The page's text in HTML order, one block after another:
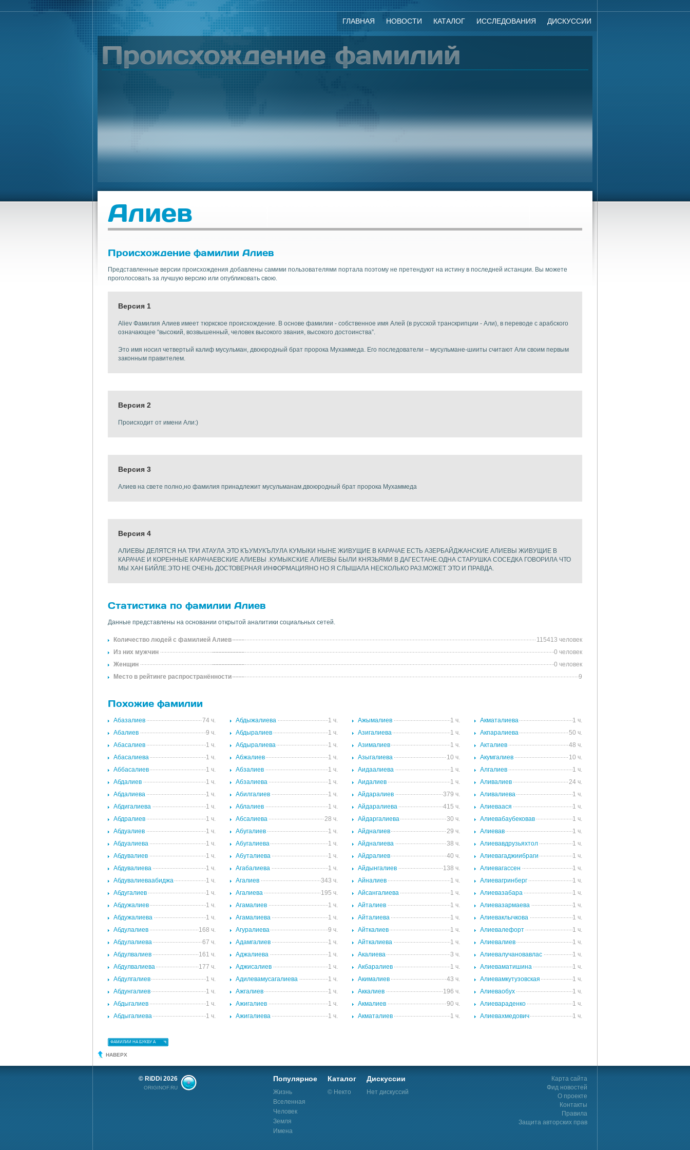
ГЛАВНАЯ НОВОСТИ КАТАЛОГ ИССЛЕДОВАНИЯ ДИСКУССИИ
Алиев
Происхождение фамилии Алиев
Представленные версии происхождения добавлены самими пользователями портала поэтому не претендуют на истину в последней истанции. Вы можете
проголосовать за лучшую версию или опубликовать свою.
Версия 1
Aliev Фамилия Алиев имеет тюркское происхождение. В основе фамилии - собственное имя Алей (в русской транскрипции - Али), в переводе с арабского
означающее “высокий, возвышенный, человек высокого звания, высокого достоинства”.
Это имя носил четвертый калиф мусульман, двоюродный брат пророка Мухаммеда. Его последователи – мусульмане-шииты считают Али своим первым
законным правителем.
Версия 2
Происходит от имени Али:)
Версия 3
Алиев на свете полно,но фамилия принадлежит мусульманам.двоюродный брат пророка Мухаммеда
Версия 4
АЛИЕВЫ ДЕЛЯТСЯ НА ТРИ АТАУЛА ЭТО КЪУМУКЪЛУЛА КУМЫКИ НЫНЕ ЖИВУЩИЕ В КАРАЧАЕ ЕСТЬ АЗЕРБАЙДЖАНСКИЕ АЛИЕВЫ ЖИВУЩИЕ В
КАРАЧАЕ И КОРЕННЫЕ КАРАЧАЕВСКИЕ АЛИЕВЫ .КУМЫКСКИЕ АЛИЕВЫ БЫЛИ КНЯЗЬЯМИ В ДАГЕСТАНЕ.ОДНА СТАРУШКА СОСЕДКА ГОВОРИЛА ЧТО
МЫ ХАН БИЙЛЕ.ЭТО НЕ ОЧЕНЬ ДОСТОВЕРНАЯ ИНФОРМАЦИЯНО НО Я СЛЫШАЛА НЕСКОЛЬКО РАЗ.МОЖЕТ ЭТО И ПРАВДА.
Статистика по фамилии Алиев
Данные представлены на основании открытой аналитики социальных сетей.
Количество людей с фамилией Алиев
115413 человек
Из них мужчин
0 человек
Женщин
0 человек
Место в рейтинге распространённости
9
Похожие фамилии
Абазалиев
74 ч.
Абалиев
9 ч.
Абасалиев
1 ч.
Абасалиева
1 ч.
Аббасалиев
1 ч.
Абдалиев
1 ч.
Абдалиева
1 ч.
Абдигалиева
1 ч.
Абдралиев
1 ч.
Абдуалиев
1 ч.
Абдуалиева
1 ч.
Абдувалиев
1 ч.
Абдувалиева
1 ч.
Абдувалиеваабиджа
1 ч.
Абдугалиев
1 ч.
Абдужалиев
1 ч.
Абдужалиева
1 ч.
Абдулалиев
168 ч.
Абдулалиева
67 ч.
Абдулвалиев
161 ч.
Абдулвалиева
177 ч.
Абдулгалиев
1 ч.
Абдунгалиев
1 ч.
Абдыгалиев
1 ч.
Абдыгалиева
1 ч.
Абдыжалиева
1 ч.
Абдыралиев
1 ч.
Абдыралиева
1 ч.
Абжалиев
1 ч.
Абзалиев
1 ч.
Абзалиева
1 ч.
Абилгалиев
1 ч.
Аблалиев
1 ч.
Абсалиева
28 ч.
Абугалиев
1 ч.
Абугалиева
1 ч.
Абуталиева
1 ч.
Агабалиева
1 ч.
Агалиев
343 ч.
Агалиева
195 ч.
Агамалиев
1 ч.
Агамалиева
1 ч.
Агуралиева
9 ч.
Адамгалиев
1 ч.
Аджалиева
1 ч.
Аджисалиев
1 ч.
Адилевамусагалиева
1 ч.
Ажгалиев
1 ч.
Ажигалиев
1 ч.
Ажигалиева
1 ч.
Ажымалиев
1 ч.
Азигалиева
1 ч.
Азималиев
1 ч.
Азыгалиева
10 ч.
Аидаалиева
1 ч.
Аидалиев
1 ч.
Айдаралиев
379 ч.
Айдаралиева
415 ч.
Айдаргалиева
30 ч.
Айдналиев
29 ч.
Айдналиева
38 ч.
Айдралиев
40 ч.
Айдынгалиев
138 ч.
Айналиев
1 ч.
Айсангалиева
1 ч.
Айталиев
1 ч.
Айталиева
1 ч.
Айткалиев
1 ч.
Айткалиева
1 ч.
Акалиева
3 ч.
Акбаралиев
1 ч.
Акималиев
43 ч.
Аккалиев
196 ч.
Акмалиев
90 ч.
Акматалиев
1 ч.
Акматалиева
1 ч.
Акпаралиева
50 ч.
Акталиев
48 ч.
Акумгалиев
10 ч.
Алгалиев
1 ч.
Аливалиев
24 ч.
Аливалиева
1 ч.
Алиеваася
1 ч.
Алиевабаубековав
1 ч.
Алиевав
1 ч.
Алиевавдрузьяхтол
1 ч.
Алиевагаджиибраги
1 ч.
Алиевагассен
1 ч.
Алиевагринберг
1 ч.
Алиевазабара
1 ч.
Алиевазармаева
1 ч.
Алиеваклычкова
1 ч.
Алиевалефорт
1 ч.
Алиевалиев
1 ч.
Алиевалучановавлас
1 ч.
Алиеваматишина
1 ч.
Алиевамкутузовская
1 ч.
Алиеваобух
1 ч.
Алиевараденко
1 ч.
Алиевахмедович
1 ч.
ФАМИЛИИ НА БУКВУ А
НАВЕРХ
© RiDDi 2026
ORIGINOF.RU
Популярное
Жизнь
Вселенная
Человек
Земля
Имена
Каталог
© Некто
Дискуссии
Нет дискуссий
Карта сайта
Фид новостей
О проекте
Контакты
Правила
Защита авторских прав